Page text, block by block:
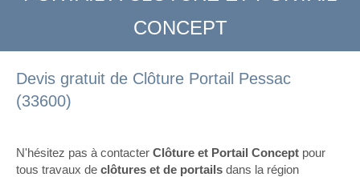
CONCEPT
Devis gratuit de Clôture Portail Pessac
(33600)
N'hésitez pas à contacter Clôture et Portail Concept pour
tous travaux de clôtures et de portails dans la région